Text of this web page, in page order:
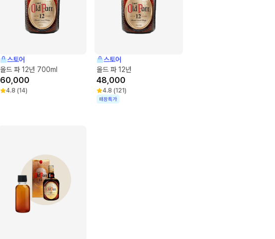
스토어
올드 파 12년 700ml
60,000
4.8 (14)
스토어
올드 파 12년
48,000
4.8 (121)
매장특가